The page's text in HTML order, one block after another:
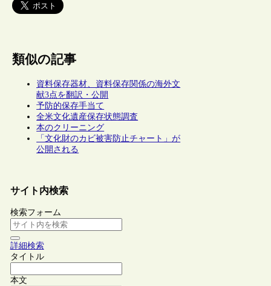
類似の記事
資料保存器材、資料保存関係の海外文
献3点を翻訳・公開
予防的保存手当て
全米文化遺産保存状態調査
本のクリーニング
「文化財のカビ被害防止チャート」が
公開される
サイト内検索
検索フォーム
詳細検索
タイトル
本文